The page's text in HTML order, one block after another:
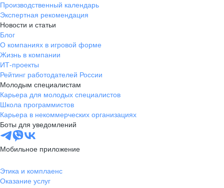
Производственный календарь
Экспертная рекомендация
Новости и статьи
Блог
О компаниях в игровой форме
Жизнь в компании
ИТ-проекты
Рейтинг работодателей России
Молодым специалистам
Карьера для молодых специалистов
Школа программистов
Карьера в некоммерческих организациях
Боты для уведомлений
Мобильное приложение
Этика и комплаенс
Оказание услуг